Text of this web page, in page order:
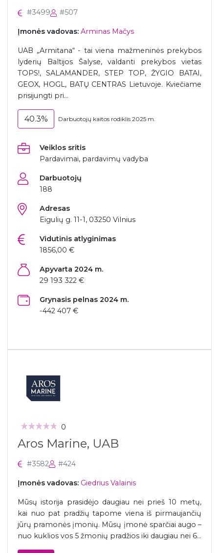
#3499 #507
Įmonės vadovas: Arminas Mačys
UAB „Armitana“ - tai viena mažmeninės prekybos
lyderių Baltijos Šalyse, valdanti prekybos vietas
TOPS!, SALAMANDER, STEP TOP, ŽYGIO BATAI,
GEOX, HOGL, BATŲ CENTRAS Lietuvoje. Kviečiame
prisijungti pri...
40.3% Darbuotojų kaitos rodiklis 2025 m.
Veiklos sritis
Pardavimai, pardavimų vadyba
Darbuotojų
188
Adresas
Eigulių g. 11-1, 03250 Vilnius
Vidutinis atlyginimas
1856,00 €
Apyvarta 2024 m.
29 193 322 €
Grynasis pelnas 2024 m.
-442 407 €
0
Aros Marine, UAB
#3582 #424
Įmonės vadovas: Giedrius Valainis
Mūsų istorija prasidėjo daugiau nei prieš 10 metų,
kai nuo pat pradžių tapome viena iš pirmaujančių
jūrų pramonės įmonių. Mūsų įmonė sparčiai augo –
nuo kuklios vos 5 žmonių pradžios iki daugiau nei 6...